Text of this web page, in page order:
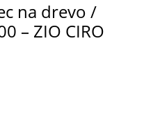
na drevo /
– ZIO CIRO